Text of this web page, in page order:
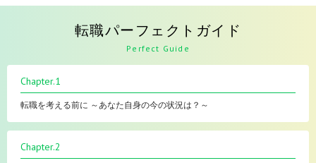
転職パーフェクトガイド
Perfect Guide
Chapter.1
転職を考える前に ～あなた自身の今の状況は？～
Chapter.2